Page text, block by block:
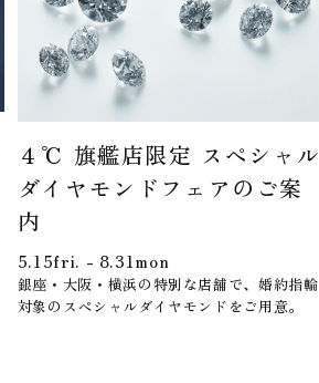
４℃ 旗艦店限定 スペシャル
ダイヤモンドフェアのご案
内
5.15fri. - 8.31mon
銀座・大阪・横浜の特別な店舗で、婚約指輪
対象のスペシャルダイヤモンドをご用意。